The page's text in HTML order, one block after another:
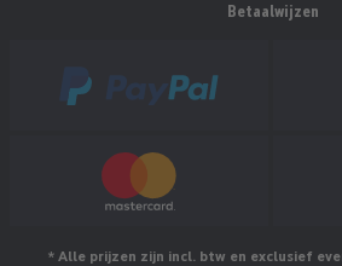
Betaalwijzen
* Alle prijzen zijn incl. btw en exclusief